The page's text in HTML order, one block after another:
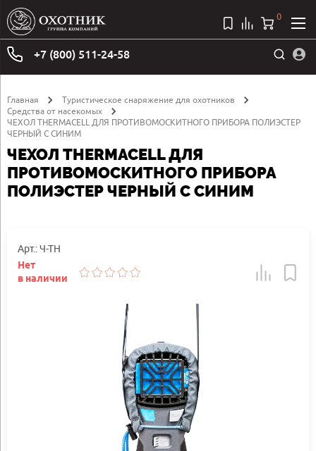
+7 (800) 511-24-58
0
Главная
Туристическое снаряжение для охотников
Средства от насекомых
ЧЕХОЛ THERMACELL ДЛЯ ПРОТИВОМОСКИТНОГО ПРИБОРА ПОЛИЭСТЕР
ЧЕРНЫЙ С СИНИМ
ЧЕХОЛ THERMACELL ДЛЯ
ПРОТИВОМОСКИТНОГО ПРИБОРА
ПОЛИЭСТЕР ЧЕРНЫЙ С СИНИМ
Арт.: Ч-ТН
Нет
в наличии